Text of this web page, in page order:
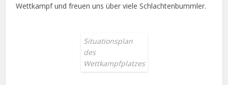
Wettkampf und freuen uns über viele Schlachtenbummler.
Situationsplan
des
Wettkampfplatzes